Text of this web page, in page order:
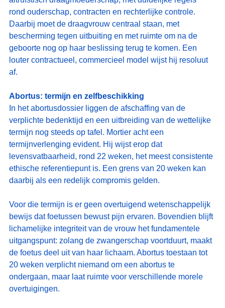
rond ouderschap, contracten en rechterlijke controle.
Daarbij moet de draagvrouw centraal staan, met
bescherming tegen uitbuiting en met ruimte om na de
geboorte nog op haar beslissing terug te komen. Een
louter contractueel, commercieel model wijst hij resoluut
af.
Abortus: termijn en zelfbeschikking
In het abortusdossier liggen de afschaffing van de
verplichte bedenktijd en een uitbreiding van de wettelijke
termijn nog steeds op tafel. Mortier acht een
termijnverlenging evident. Hij wijst erop dat
levensvatbaarheid, rond 22 weken, het meest consistente
ethische referentiepunt is. Een grens van 20 weken kan
daarbij als een redelijk compromis gelden.
Voor die termijn is er geen overtuigend wetenschappelijk
bewijs dat foetussen bewust pijn ervaren. Bovendien blijft
lichamelijke integriteit van de vrouw het fundamentele
uitgangspunt: zolang de zwangerschap voortduurt, maakt
de foetus deel uit van haar lichaam. Abortus toestaan tot
20 weken verplicht niemand om een abortus te
ondergaan, maar laat ruimte voor verschillende morele
overtuigingen.